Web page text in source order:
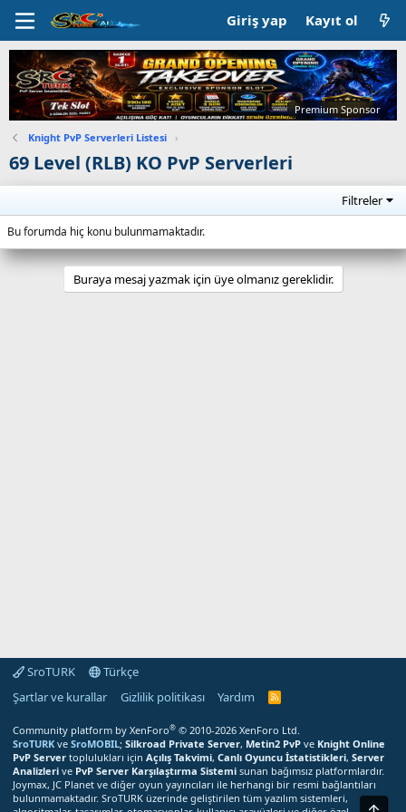
Giriş yap Kayıt ol
Premium Sponsor
Knight PvP Serverleri Listesi ›
69 Level (RLB) KO PvP Serverleri
Filtreler
Bu forumda hiç konu bulunmamaktadır.
Buraya mesaj yazmak için üye olmanız gereklidir.
SroTURK
Türkçe
Şartlar ve kurallar
Gizlilik politikası Yardım
S
T
U
R
K
R
S
Community platform by XenForo® © 2010-2026 XenForo Ltd.
SroTURK ve SroMOBIL; Silkroad Private Server, Metin2 PvP ve Knight Online
PvP Server toplulukları için Açılış Takvimi, Canlı Oyuncu İstatistikleri, Server
Analizleri ve PvP Server Karşılaştırma Sistemi sunan bağımsız platformlardır.
Joymax, JC Planet ve diğer oyun yayıncıları ile herhangi bir resmi bağlantıları
bulunmamaktadır. SroTURK üzerinde geliştirilen tüm yazılım sistemleri,